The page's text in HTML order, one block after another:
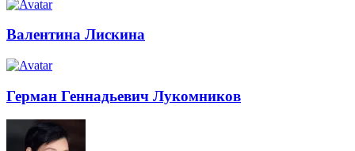
Валентина Лискина
Герман Геннадьевич Лукомников